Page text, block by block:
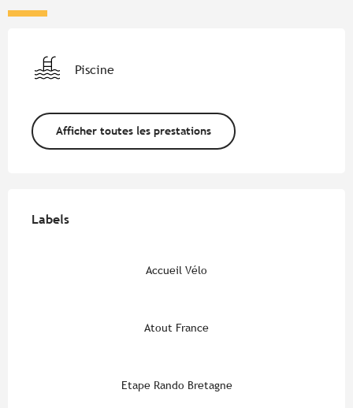
Piscine
Afficher toutes les prestations
Labels
Labels
Accueil Vélo
Atout France
Etape Rando Bretagne